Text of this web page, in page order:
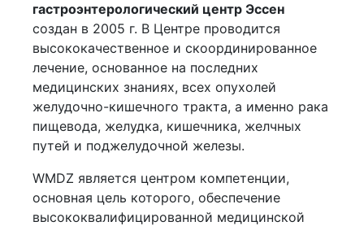
гастроэнтерологический центр Эссен
создан в 2005 г. В Центре проводится
высококачественное и скоординированное
лечение, основанное на последних
медицинских знаниях, всех опухолей
желудочно-кишечного тракта, а именно рака
пищевода, желудка, кишечника, желчных
путей и поджелудочной железы.
WMDZ является центром компетенции,
основная цель которого, обеспечение
высококвалифицированной медицинской